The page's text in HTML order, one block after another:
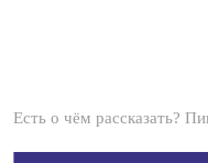
Есть о чём рассказать?